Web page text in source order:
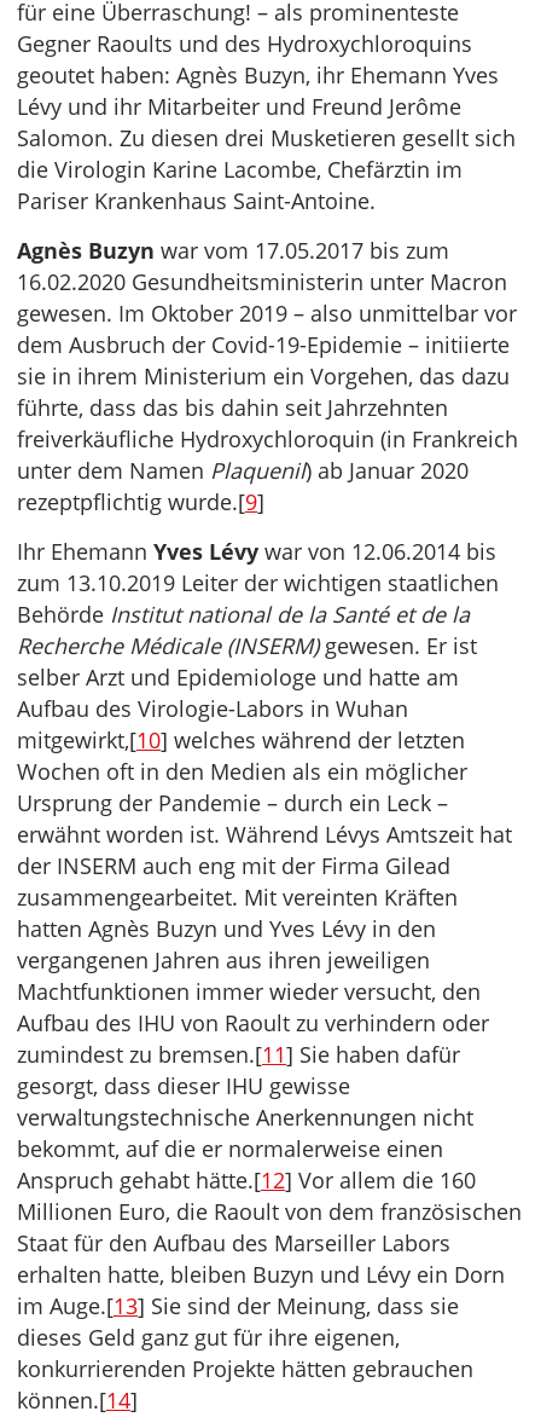
für eine Überraschung! – als prominenteste
Gegner Raoults und des Hydroxychloroquins
geoutet haben: Agnès Buzyn, ihr Ehemann Yves
Lévy und ihr Mitarbeiter und Freund Jerôme
Salomon. Zu diesen drei Musketieren gesellt sich
die Virologin Karine Lacombe, Chefärztin im
Pariser Krankenhaus Saint-Antoine.
Agnès Buzyn war vom 17.05.2017 bis zum
16.02.2020 Gesundheitsministerin unter Macron
gewesen. Im Oktober 2019 – also unmittelbar vor
dem Ausbruch der Covid-19-Epidemie – initiierte
sie in ihrem Ministerium ein Vorgehen, das dazu
führte, dass das bis dahin seit Jahrzehnten
freiverkäufliche Hydroxychloroquin (in Frankreich
unter dem Namen Plaquenil) ab Januar 2020
rezeptpflichtig wurde.[9]
Ihr Ehemann Yves Lévy war von 12.06.2014 bis
zum 13.10.2019 Leiter der wichtigen staatlichen
Behörde Institut national de la Santé et de la
Recherche Médicale (INSERM)gewesen. Er ist
selber Arzt und Epidemiologe und hatte am
Aufbau des Virologie-Labors in Wuhan
mitgewirkt,[10] welches während der letzten
Wochen oft in den Medien als ein möglicher
Ursprung der Pandemie – durch ein Leck –
erwähnt worden ist. Während Lévys Amtszeit hat
der INSERM auch eng mit der Firma Gilead
zusammengearbeitet. Mit vereinten Kräften
hatten Agnès Buzyn und Yves Lévy in den
vergangenen Jahren aus ihren jeweiligen
Machtfunktionen immer wieder versucht, den
Aufbau des IHU von Raoult zu verhindern oder
zumindest zu bremsen.[11] Sie haben dafür
gesorgt, dass dieser IHU gewisse
verwaltungstechnische Anerkennungen nicht
bekommt, auf die er normalerweise einen
Anspruch gehabt hätte.[12] Vor allem die 160
Millionen Euro, die Raoult von dem französischen
Staat für den Aufbau des Marseiller Labors
erhalten hatte, bleiben Buzyn und Lévy ein Dorn
im Auge.[13] Sie sind der Meinung, dass sie
dieses Geld ganz gut für ihre eigenen,
konkurrierenden Projekte hätten gebrauchen
können.[14]